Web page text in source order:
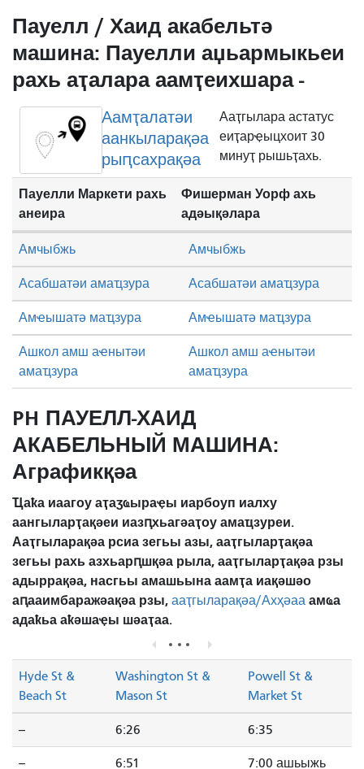
Пауелл / Хаид акабельтә
машина: Пауелли аџьармыкьеи
рахь аҭалара аамҭеихшара -
Аамҭалатәи
аанкыларақәа
рыԥсахрақәа
Ааҭгылара астатус
еиҭарҿыцхоит 30
минуҭ рышьҭахь.
Пауелли Маркети рахь
анеира
Фишерман Уорф ахь
адәықәлара
Асабшатәи амаҵзура Асабшатәи амаҵзура
Амҽышатә маҵзура Амҽышатә маҵзура
Амчыбжь Амчыбжь
Ашкол амш аҽнытәи
амаҵзура
Ашкол амш аҽнытәи
амаҵзура
PH ПАУЕЛЛ-ХАИД
АКАБЕЛЬНЫЙ МАШИНА:
Аграфикқәа
Ҵаҟа иаагоу аҭаӡҩыраҿы иарбоуп иалху
аангыларҭақәеи иазԥхьагәаҭоу амаҵзуреи.
Ааҭгыларақәа рсиа зегьы азы, ааҭгыларҭақәа
зегьы рахь азхьарԥшқәа рыла, ааҭгыларҭақәа рзы
адыррақәа, насгьы амашьына аамҭа иақәшәо ​​
аԥааимбаражәақәа рзы, ааҭгыларақәа/Ахҳәаа амҩа
адаҟьа аҟәшаҿы шәаҭаа.
Hyde St &
Beach St
Washington St &
Mason St
Powell St &
Market St
-- 6:26 6:35
-- 6:51 7:00 ашьыжь